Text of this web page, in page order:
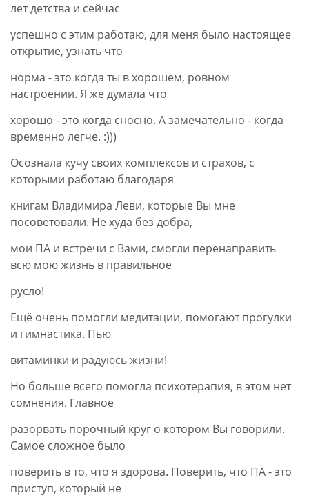
лет детства и сейчас
успешно с этим работаю, для меня было настоящее
открытие, узнать что
норма - это когда ты в хорошем, ровном
настроении. Я же думала что
хорошо - это когда сносно. А замечательно - когда
временно легче. :)))
Осознала кучу своих комплексов и страхов, с
которыми работаю благодаря
книгам Владимира Леви, которые Вы мне
посоветовали. Не худа без добра,
мои ПА и встречи с Вами, смогли перенаправить
всю мою жизнь в правильное
русло!
Ещё очень помогли медитации, помогают прогулки
и гимнастика. Пью
витаминки и радуюсь жизни!
Но больше всего помогла психотерапия, в этом нет
сомнения. Главное
разорвать порочный круг о котором Вы говорили.
Самое сложное было
поверить в то, что я здорова. Поверить, что ПА - это
приступ, который не